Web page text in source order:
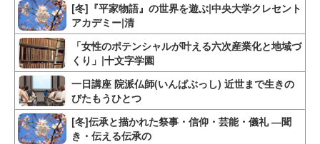
[冬]『平家物語』の世界を遊ぶ|中央大学クレセント
アカデミー|清
「女性のポテンシャルが叶える六次産業化と地域づ
くり」|十文字学園
一日講座 院派仏師(いんぱぶっし) 近世まで生きの
びたもうひとつ
[冬]伝承と描かれた祭事・信仰・芸能・儀礼 ―聞
き・伝える伝承の